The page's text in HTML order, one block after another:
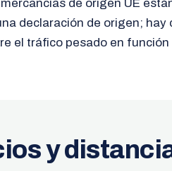
de origen UE
declaración de origen;
el tráfico pesado en
y